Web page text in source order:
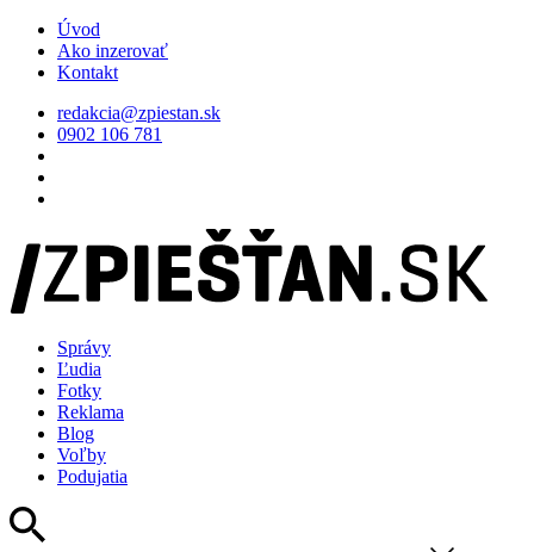
Úvod
Ako inzerovať
Kontakt
redakcia@zpiestan.sk
0902 106 781
Správy
Ľudia
Fotky
Reklama
Blog
Voľby
Podujatia